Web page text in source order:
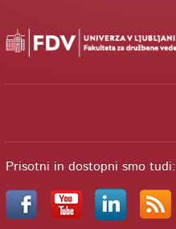
Prisotni in dostopni smo tudi: